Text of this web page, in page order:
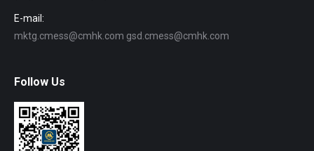
E-mail:
mktg.cmess@cmhk.com gsd.cmess@cmhk.com
Follow Us